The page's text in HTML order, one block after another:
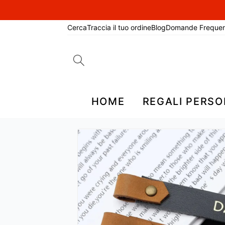
CercaTraccia il tuo ordineBlogDomande
HOME REGALI